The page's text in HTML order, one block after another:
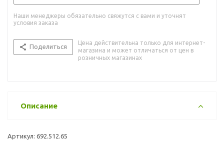
Наши менеджеры обязательно свяжутся с вами и уточнят
условия заказа
Поделиться
Цена действительна только для интернет-
магазина и может отличаться от цен в
розничных магазинах
Описание
Артикул: 692.512.65